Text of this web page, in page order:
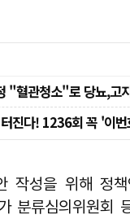
작성을 위해 정책
분류심의위원회